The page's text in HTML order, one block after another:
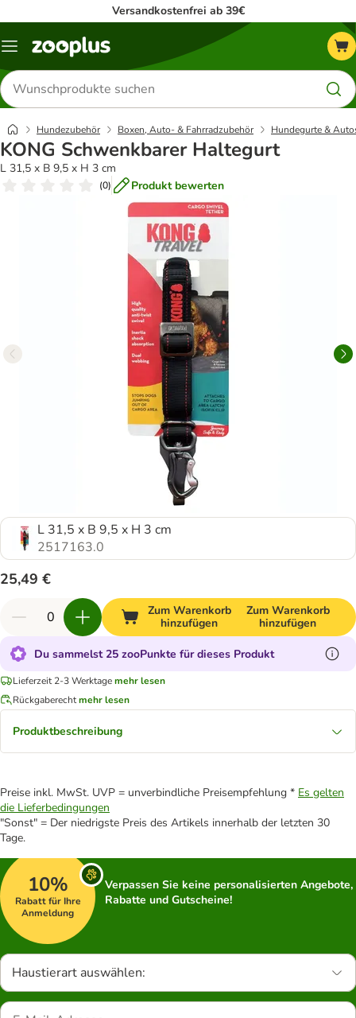
Versandkostenfrei ab 39€
Menü
Produkte
suchen
Hundezubehör Boxen, Auto- & Fahrradzubehör Hundegurte &
KONG Schwenkbarer Haltegurt
L 31,5 x B 9,5 x H 3 cm
(0) Produkt bewerten
L 31,5 x B 9,5 x H 3 cm
2517163.0
25,49 €
Zum Warenkorb
hinzufügen
Zum Warenkorb
hinzufügen
Du sammelst 25 zooPunkte für dieses Produkt
Lieferzeit 2-3 Werktagemehr lesen
Rückgaberechtmehr lesen
Produktbeschreibung
Preise inkl. MwSt. UVP = unverbindliche Preisempfehlung * Es gelten
die Lieferbedingungen
"Sonst" = Der niedrigste Preis des Artikels innerhalb der letzten 30
Tage.
10%
Rabatt für Ihre
Anmeldung
Verpassen Sie keine personalisierten Angebote,
Rabatte und Gutscheine!
Haustierart auswählen: